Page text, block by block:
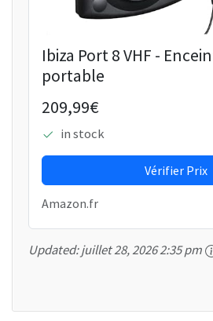
Ibiza Port 8 VHF -
portable
209,99€
in stock
Vérifier Prix
Amazon.fr
Updated:juillet 28, 2026 2:35 pm